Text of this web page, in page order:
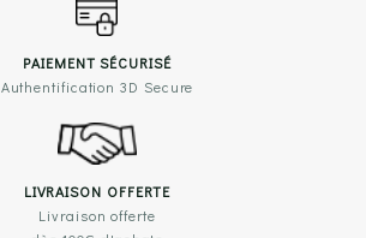
PAIEMENT SÉCURISÉ
Authentification 3D Secure
LIVRAISON OFFERTE
Livraison offerte